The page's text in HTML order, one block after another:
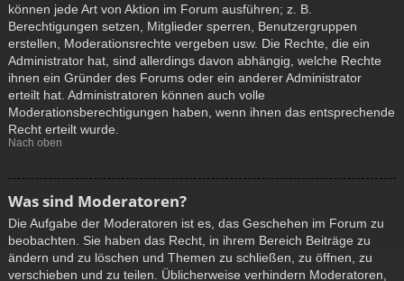
können jede Art von Aktion im Forum ausführen; z. B.
Berechtigungen setzen, Mitglieder sperren, Benutzergruppen
erstellen, Moderationsrechte vergeben usw. Die Rechte, die ein
Administrator hat, sind allerdings davon abhängig, welche Rechte
ihnen ein Gründer des Forums oder ein anderer Administrator
erteilt hat. Administratoren können auch volle
Moderationsberechtigungen haben, wenn ihnen das entsprechende
Recht erteilt wurde.
Nach oben
Was sind Moderatoren?
Die Aufgabe der Moderatoren ist es, das Geschehen im Forum zu
beobachten. Sie haben das Recht, in ihrem Bereich Beiträge zu
ändern und zu löschen und Themen zu schließen, zu öffnen, zu
verschieben und zu teilen. Üblicherweise verhindern Moderatoren,